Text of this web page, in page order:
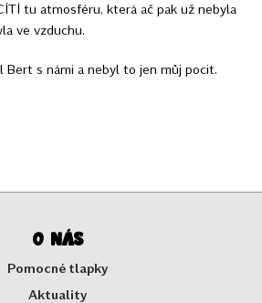
tu atmosféru, která ač pak už nebyla
ve vzduchu.
Bert s námi a nebyl to jen můj pocit.
O nás
Pomocné tlapky
Aktuality